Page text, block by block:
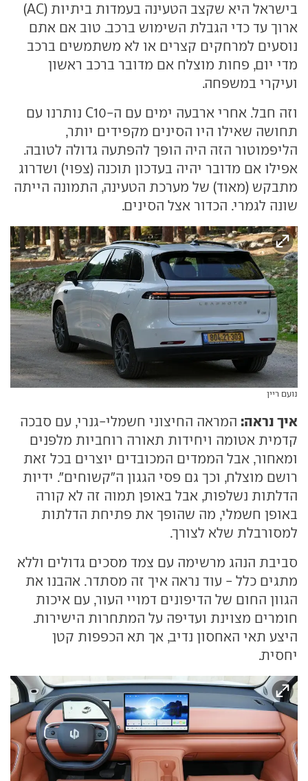
בישראל היא שקצב הטעינה בעמדות ביתיות (AC)
ארוך עד כדי הגבלת השימוש ברכב. טוב אם אתם
נוסעים למרחקים קצרים או לא משתמשים ברכב
מדי יום, פחות מוצלח אם מדובר ברכב ראשון
ועיקרי במשפחה.
וזה חבל. אחרי ארבעה ימים עם ה-C10 נותרנו עם
תחושה שאילו היו הסינים מקפידים יותר,
הליפמוטור הזה היה הופך להפתעה גדולה לטובה.
אפילו אם מדובר יהיה בעדכון תוכנה (צפוי) ושדרוג
מתבקש (מאוד) של מערכת הטעינה, התמונה הייתה
שונה לגמרי. הכדור אצל הסינים.
נועם ריין
איך נראה: המראה החיצוני חשמלי-גנרי, עם סבכה
קדמית אטומה ויחידות תאורה רוחביות מלפנים
ומאחור, אבל הממדים המכובדים יוצרים בכל זאת
רושם מוצלח, וכך גם פסי הגגון ה"קשוחים". ידיות
הדלתות נשלפות, אבל באופן תמוה זה לא קורה
באופן חשמלי, מה שהופך את פתיחת הדלתות
למסורבלת שלא לצורך.
סביבת הנהג מרשימה עם צמד מסכים גדולים וללא
מתגים כלל - עוד נראה איך זה מסתדר. אהבנו את
הגוון החום של הדיפונים דמויי העור, עם איכות
חומרים מצוינת ועדיפה על המתחרות הישירות.
היצע תאי האחסון נדיב, אך תא הכפפות קטן
יחסית.